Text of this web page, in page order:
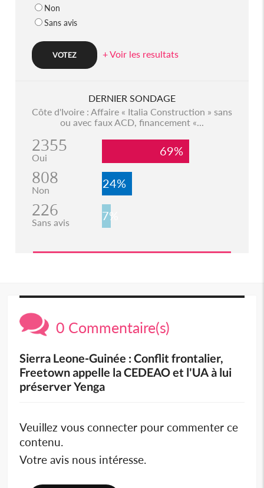
Non
Sans avis
+ Voir les resultats
DERNIER SONDAGE
Côte d'Ivoire : Affaire « Italia Construction » sans
ou avec faux ACD, financement «...
2355
Oui 69%
808
Non 24%
226
Sans avis 7%
0 Commentaire(s)
Sierra Leone-Guinée : Conflit frontalier,
Freetown appelle la CEDEAO et l'UA à lui
préserver Yenga
Veuillez vous connecter pour commenter ce
contenu.
Votre avis nous intéresse.